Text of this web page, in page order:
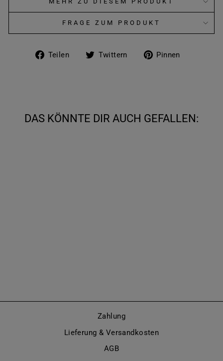
FRAGE ZUM PRODUKT
Teilen
Auf
Twittern
Auf
Pinnen
DAS KÖNNTE DIR AUCH GEFALLEN:
Zahlung
Lieferung & Versandkosten
AGB